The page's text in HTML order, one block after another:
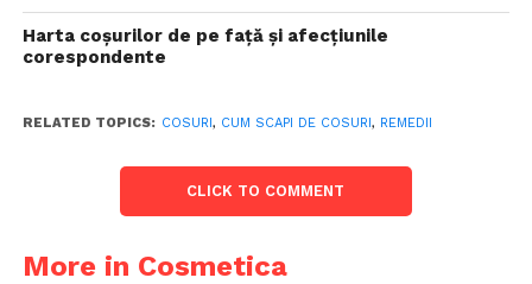
Harta coșurilor de pe față și afecțiunile
corespondente
RELATED TOPICS: COSURI, CUM SCAPI DE COSURI, REMEDII
CLICK TO COMMENT
More in Cosmetica